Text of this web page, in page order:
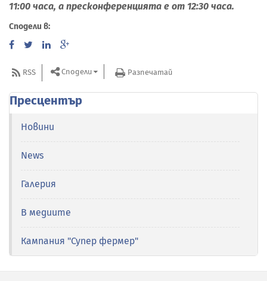
11:00 часа, а пресконференцията е от 12:30 часа.
Сподели в:
RSS Сподели Разпечатай
Пресцентър
Новини
News
Галерия
В медиите
Кампания "Супер фермер"